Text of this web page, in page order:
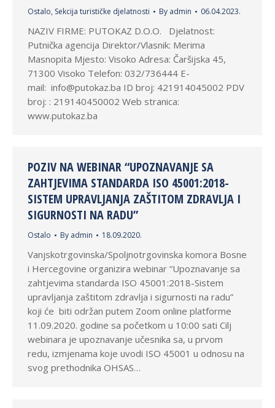
Ostalo, Sekcija turističke djelatnosti By admin 06.04.2023.
NAZIV FIRME: PUTOKAZ D.O.O. Djelatnost:
Putnička agencija Direktor/Vlasnik: Merima
Masnopita Mjesto: Visoko Adresa: Čaršijska 45,
71300 Visoko Telefon: 032/736444 E-
mail: info@putokaz.ba ID broj: 421914045002 PDV
broj: : 219140450002 Web stranica:
www.putokaz.ba
POZIV NA WEBINAR “UPOZNAVANJE SA
ZAHTJEVIMA STANDARDA ISO 45001:2018-
SISTEM UPRAVLJANJA ZAŠTITOM ZDRAVLJA I
SIGURNOSTI NA RADU”
Ostalo By admin 18.09.2020.
Vanjskotrgovinska/Spoljnotrgovinska komora Bosne
i Hercegovine organizira webinar “Upoznavanje sa
zahtjevima standarda ISO 45001:2018-Sistem
upravljanja zaštitom zdravlja i sigurnosti na radu”
koji će biti održan putem Zoom online platforme
11.09.2020. godine sa početkom u 10:00 sati Cilj
webinara je upoznavanje učesnika sa, u prvom
redu, izmjenama koje uvodi ISO 45001 u odnosu na
svog prethodnika OHSAS…